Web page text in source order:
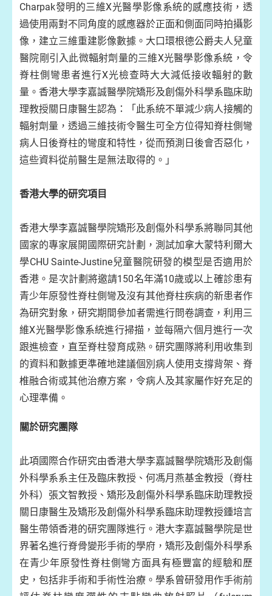
Charpak發明的三維X光醫學影像系統的感應技術，透
過使用兩對不同角度的感應器於正面和側面同時拍攝影
像，建立三維重建影像數據。大口環根德公爵夫人兒童
醫院剛引入此微輻射劑量的三維X光醫學影像系統，令
脊柱側彎患者進行X光檢查時大大減低接收輻射的數
量。香港大學李嘉誠醫學院矯形及創傷外科學系臨床助
理教授關日康醫生認為：「此系統不單減少病人接觸的
輻射劑量，透過三維技術令醫生可全方位得知脊柱側彎
病人日後脊柱的彎度和特性，從而預測日後會否惡化，
這些資料從前醫生是無法取得的。」
香港大學的研究項目
香港大學李嘉誠醫學院矯形及創傷外科學系將聯同其他
國家的專家展開國際研究計劃，測試加拿大蒙特利爾大
學CHU Sainte-Justine兒童醫院研發的模型是否適用於
香港。是次計劃將邀請150名年滿10歲或以上確診患有
青少年原發性脊柱側彎及沒有其他脊柱疾病的新患者作
為研究對象，研究期間參加者需進行問卷調查，利用三
維X光醫學影像系統進行掃描，並每隔六個月進行一次
跟進檢查，直至脊柱發育成熟。研究團隊將利用收集到
的資料和數據更準確地建議個別病人使用支撐背架、脊
椎融合術或其他治療方案，令病人及其家屬作好充足的
心理準備。
關於研究團隊
此項國際合作研究由香港大學李嘉誠醫學院矯形及創傷
外科學系系主任及臨床教授、何馮月燕基金教授（脊柱
外科）張文智教授、矯形及創傷外科學系臨床助理教授
關日康醫生及矯形及創傷外科學系臨床助理教授鍾培言
醫生帶領香港的研究團隊進行。港大李嘉誠醫學院是世
界著名進行脊骨變形手術的學府，矯形及創傷外科學系
在青少年原發性脊柱側彎方面具有極豐富的經驗和歷
史，包括非手術和手術性治療。學系曾研發用作手術前